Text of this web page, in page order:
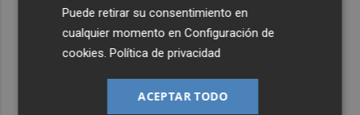
Puede retirar su consentimiento en
cualquier momento enConfiguración de
cookies .Política de privacidad
ACEPTAR TODO